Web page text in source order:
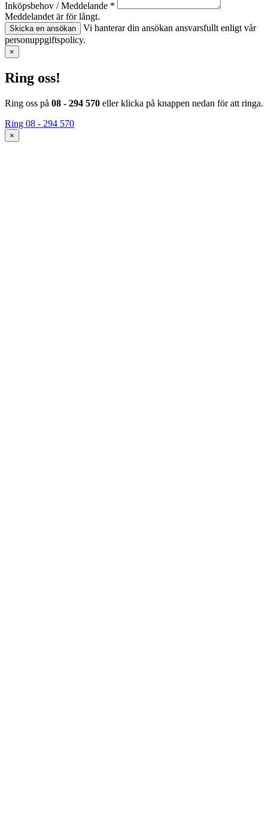
Inköpsbehov / Meddelande *
Meddelandet är för långt.
Skicka en ansökan
Vi hanterar din ansökan ansvarsfullt enligt vår
personuppgiftspolicy.
×
Ring oss!
Ring oss på 08 - 294 570 eller klicka på knappen nedan för att ringa.
Ring 08 - 294 570
×